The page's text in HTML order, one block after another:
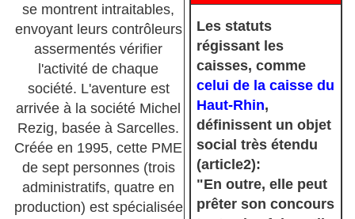
Les statuts
régissant les
caisses, comme
celui de la caisse du
Haut-Rhin,
définissent un objet
social très étendu
(article2):
"En outre, elle peut
prêter son concours
se montrent intraitables,
envoyant leurs contrôleurs
assermentés vérifier
l'activité de chaque
société. L'aventure est
arrivée à la société Michel
Rezig, basée à Sarcelles.
Créée en 1995, cette PME
de sept personnes (trois
administratifs, quatre en
production) est spécialisée